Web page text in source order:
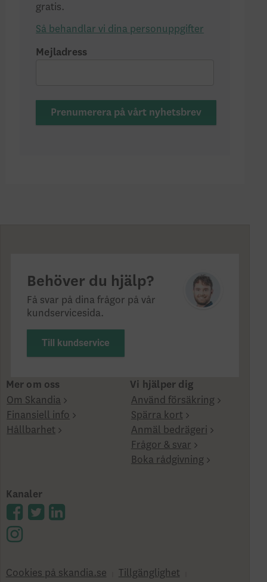
gratis.
Så behandlar vi dina personuppgifter
Mejladress
Prenumerera på vårt nyhetsbrev
Behöver du hjälp?
Få svar på dina frågor på vår
kundservicesida.
Till kundservice
Mer om oss
Om Skandia
Finansiell info
Hållbarhet
Vi hjälper dig
Använd försäkring
Spärra kort
Anmäl bedrägeri
Frågor & svar
Boka rådgivning
Kanaler
Cookies på skandia.se
Tillgänglighet